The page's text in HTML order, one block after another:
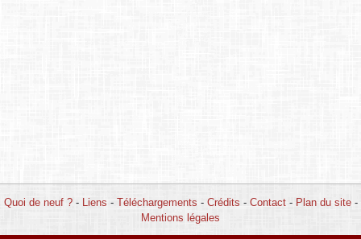
Quoi de neuf ?- Liens - Téléchargements - Crédits - Contact- Plan du site-
Mentions légales